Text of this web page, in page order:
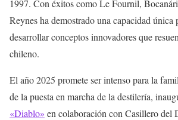
1997. Con éxitos como Le Fournil,
Reynes ha demostrado una capacidad
desarrollar conceptos innovadores que
chileno.
El año 2025 promete ser intenso para la
de la puesta en marcha de la destilería,
«Diablo» en colaboración con Casillero del